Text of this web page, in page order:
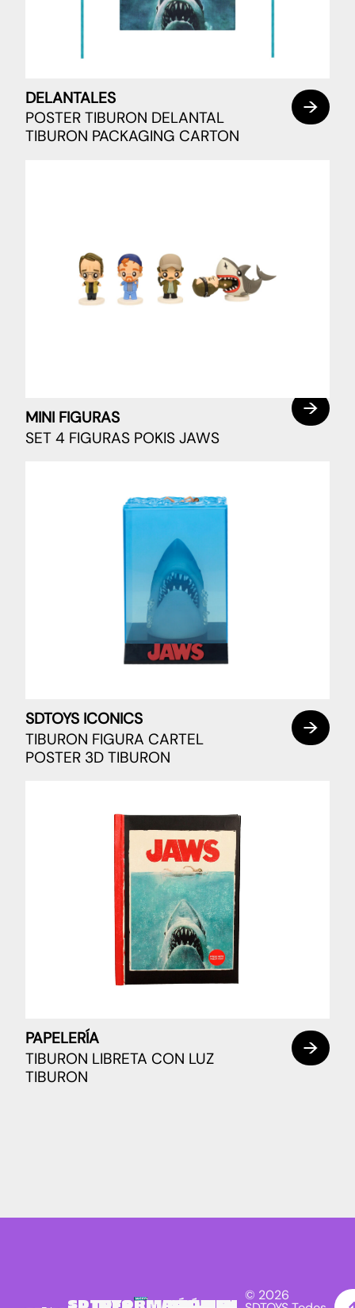
DELANTALES
POSTER TIBURON DELANTAL
TIBURON PACKAGING CARTON
MINI FIGURAS
SET 4 FIGURAS POKIS JAWS
SDTOYS ICONICS
TIBURON FIGURA CARTEL
POSTER 3D TIBURON
PAPELERÍA
TIBURON LIBRETA CON LUZ
TIBURON
SDTOYS
INFORMACIÓN
SÍGUENOS
NEWSLETTER
© 2026